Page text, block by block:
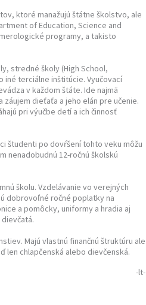
ktoré manažujú štátne školstvo, ale
of Education, Science and
programy, a takisto
stredné školy (High School,
terciálne inštitúcie. Vyučovací
v každom štáte. Ide najmä
dieťaťa a jeho elán pre učenie.
pri výučbe detí a ich činnosť
študenti po dovŕšení tohto veku môžu
nenadobudnú 12-ročnú školskú
školu. Vzdelávanie vo verejných
dobrovoľné ročné poplatky na
a pomôcky, uniformy a hradia aj
Majú vlastnú finančnú štruktúru ale
len chlapčenská alebo dievčenská.
-lt-